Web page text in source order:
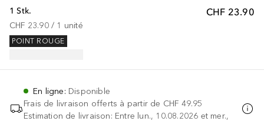
CHF 23.90
1 Stk.
CHF 23.90 / 1 unité
POINT ROUGE
En ligne: Disponible
Frais de livraison offerts à partir de CHF 49.95
Estimation de livraison: Entre lun., 10.08.2026 et mer.,